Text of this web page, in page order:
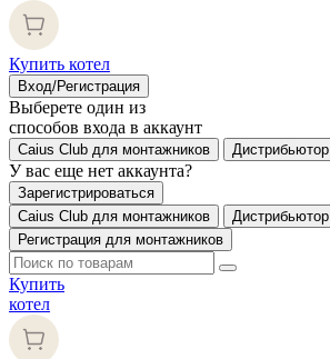
Купить котел
Вход/Регистрация
Выберете один из
способов входа в аккаунт
Caius Club для монтажников Дистрибьютор
У вас еще нет аккаунта?
Зарегистрироваться
Caius Club для монтажников
Дистрибьютор
Регистрация для монтажников
Купить
котел